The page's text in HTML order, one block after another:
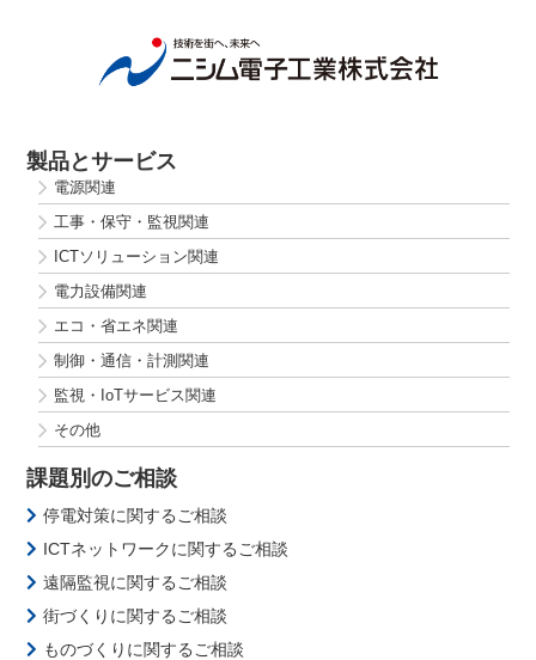
製品とサービス
電源関連
工事・保守・監視関連
ICTソリューション関連
電力設備関連
エコ・省エネ関連
制御・通信・計測関連
監視・IoTサービス関連
その他
課題別のご相談
停電対策に関するご相談
ICTネットワークに関するご相談
遠隔監視に関するご相談
街づくりに関するご相談
ものづくりに関するご相談